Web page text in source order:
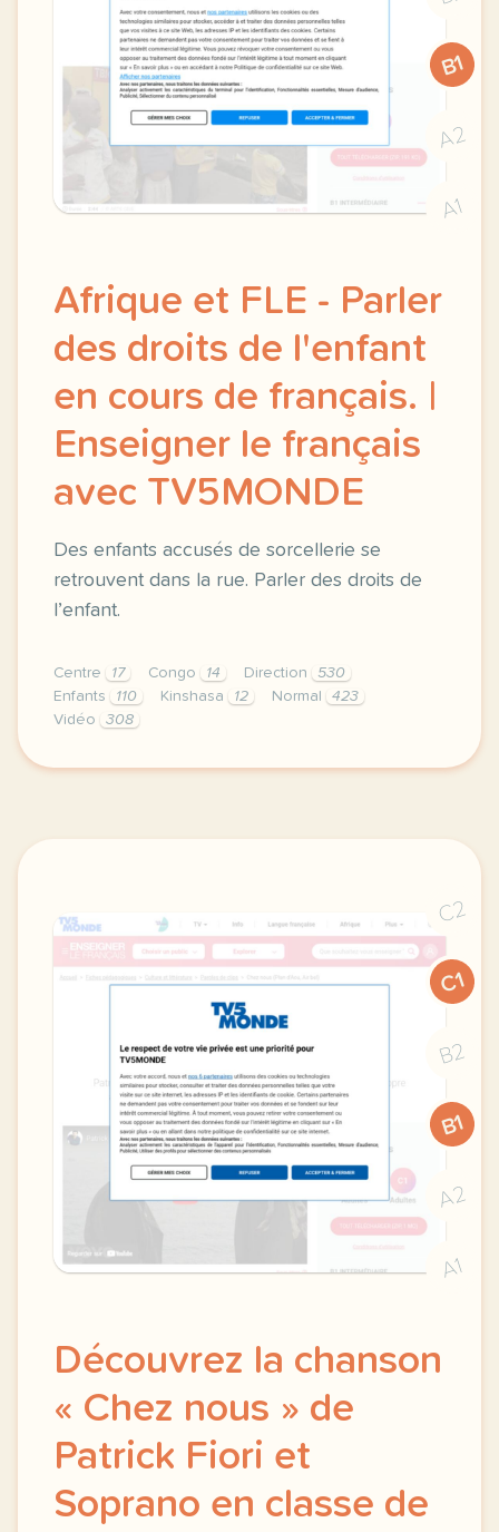
B1
A2
A1
Afrique et FLE - Parler
des droits de l'enfant
en cours de français. |
Enseigner le français
avec TV5MONDE
Des enfants accusés de sorcellerie se
retrouvent dans la rue. Parler des droits de
l’enfant.
Centre 17 Congo 14 Direction
530
Enfants
110 Kinshasa 12 Normal
423
Vidéo
308
didomi host didomi components button cursor
C2
C1
B2
B1
A2
A1
Découvrez la chanson
« Chez nous » de
Patrick Fiori et
Soprano en classe de